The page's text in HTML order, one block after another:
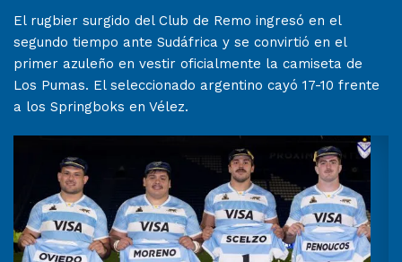
El rugbier surgido del Club de Remo ingresó en el
segundo tiempo ante Sudáfrica y se convirtió en el
primer azuleño en vestir oficialmente la camiseta de
Los Pumas. El seleccionado argentino cayó 17-10 frente
a los Springboks en Vélez.